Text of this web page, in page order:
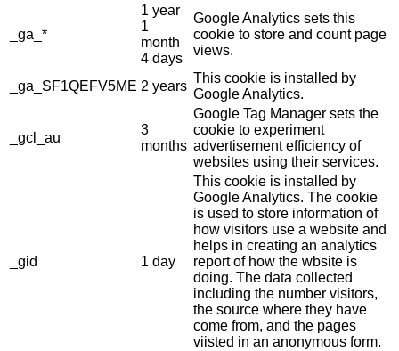
_ga_*
1 year
1
month
4 days
Google Analytics sets this
cookie to store and count page
views.
_ga_SF1QEFV5ME 2 years
This cookie is installed by
Google Analytics.
_gcl_au
3
months
Google Tag Manager sets the
cookie to experiment
advertisement efficiency of
websites using their services.
_gid 1 day
This cookie is installed by
Google Analytics. The cookie
is used to store information of
how visitors use a website and
helps in creating an analytics
report of how the wbsite is
doing. The data collected
including the number visitors,
the source where they have
come from, and the pages
viisted in an anonymous form.